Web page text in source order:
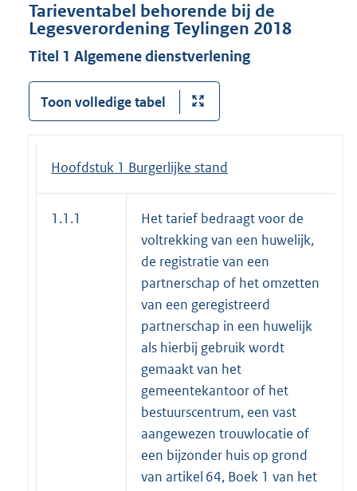
Tarieventabel behorende bij de
Legesverordening Teylingen 2018
Titel 1 Algemene dienstverlening
Toon volledige tabel
Hoofdstuk 1 Burgerlijke stand
1.1.1
Het tarief bedraagt voor de
voltrekking van een huwelijk,
de registratie van een
partnerschap of het omzetten
van een geregistreerd
partnerschap in een huwelijk
als hierbij gebruik wordt
gemaakt van het
gemeentekantoor of het
bestuurscentrum, een vast
aangewezen trouwlocatie of
een bijzonder huis op grond
van artikel 64, Boek 1 van het